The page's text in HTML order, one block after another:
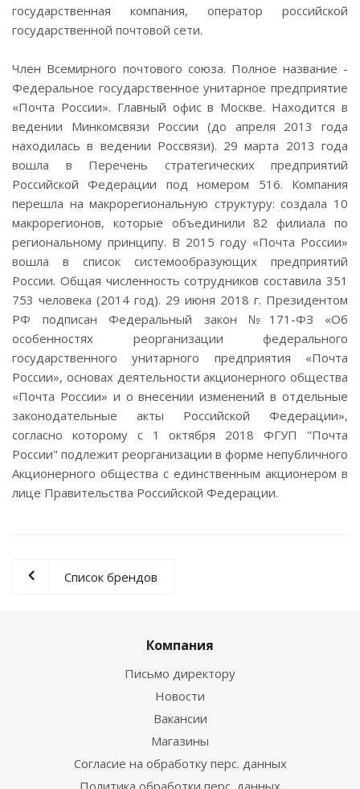
государственная компания, оператор российской
государственной почтовой сети.
Член Всемирного почтового союза. Полное название -
Федеральное государственное унитарное предприятие
«Почта России». Главный офис в Москве. Находится в
ведении Минкомсвязи России (до апреля 2013 года
находилась в ведении Россвязи). 29 марта 2013 года
вошла в Перечень стратегических предприятий
Российской Федерации под номером 516. Компания
перешла на макрорегиональную структуру: создала 10
макрорегионов, которые объединили 82 филиала по
региональному принципу. В 2015 году «Почта России»
вошла в список системообразующих предприятий
России. Общая численность сотрудников составила 351
753 человека (2014 год). 29 июня 2018 г. Президентом
РФ подписан Федеральный закон №171-ФЗ «Об
особенностях реорганизации федерального
государственного унитарного предприятия «Почта
России», основах деятельности акционерного общества
«Почта России» и о внесении изменений в отдельные
законодательные акты Российской Федерации»,
согласно которому с 1 октября 2018 ФГУП "Почта
России" подлежит реорганизации в форме непубличного
Акционерного общества с единственным акционером в
лице Правительства Российской Федерации.
Список брендов
Компания
Письмо директору
Новости
Вакансии
Магазины
Согласие на обработку перс. данных
Политика обработки перс. данных